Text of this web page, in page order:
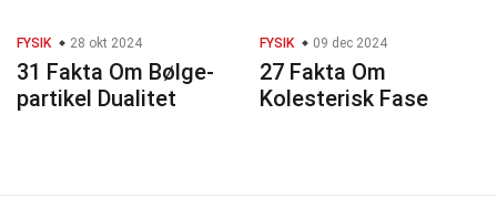
FYSIK 28 okt 2024
31 Fakta Om Bølge-
partikel Dualitet
FYSIK 09 dec 2024
27 Fakta Om
Kolesterisk Fase